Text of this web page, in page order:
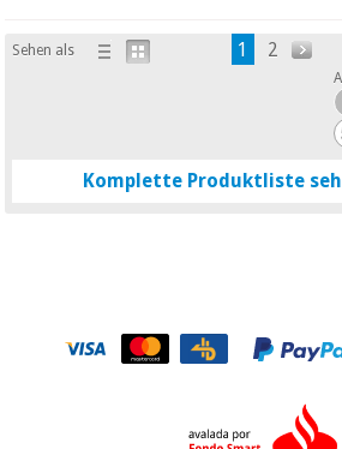
Sehen als 1 2
Komplette Produktliste